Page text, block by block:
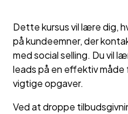
Dette kursus vil lære dig,
på kundeemner, der
med social selling. Du vil
leads på en effektiv
vigtige opgaver.
Ved at droppe